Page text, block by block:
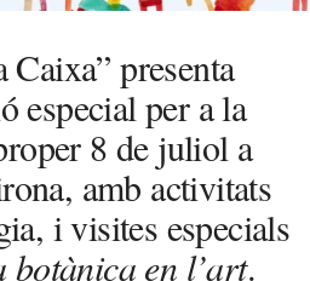
presenta
especial per a la
8 de juliol a
amb activitats
i visites especials
botànica en l’art.